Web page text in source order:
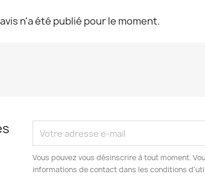
n'a été publié pour le moment.
Vous pouvez vous désinscrire à tout moment.
informations de contact dans les conditions